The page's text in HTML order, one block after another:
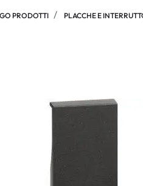
PRODOTTI PLACCHE E